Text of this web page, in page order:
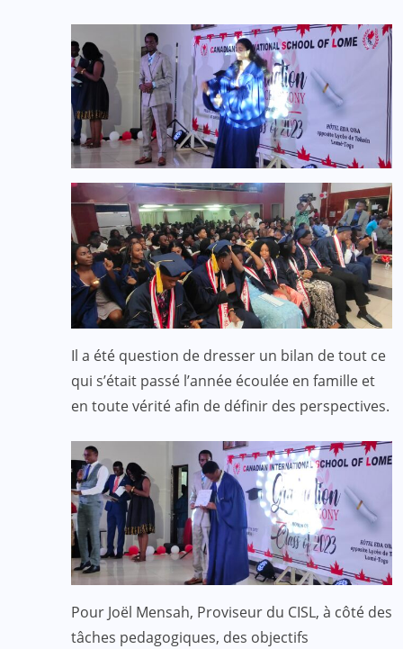
Il a été question de dresser un bilan de tout ce
qui s’était passé l’année écoulée en famille et
en toute vérité afin de définir des perspectives.
Pour Joël Mensah, Proviseur du CISL, à côté des
tâches pedagogiques, des objectifs